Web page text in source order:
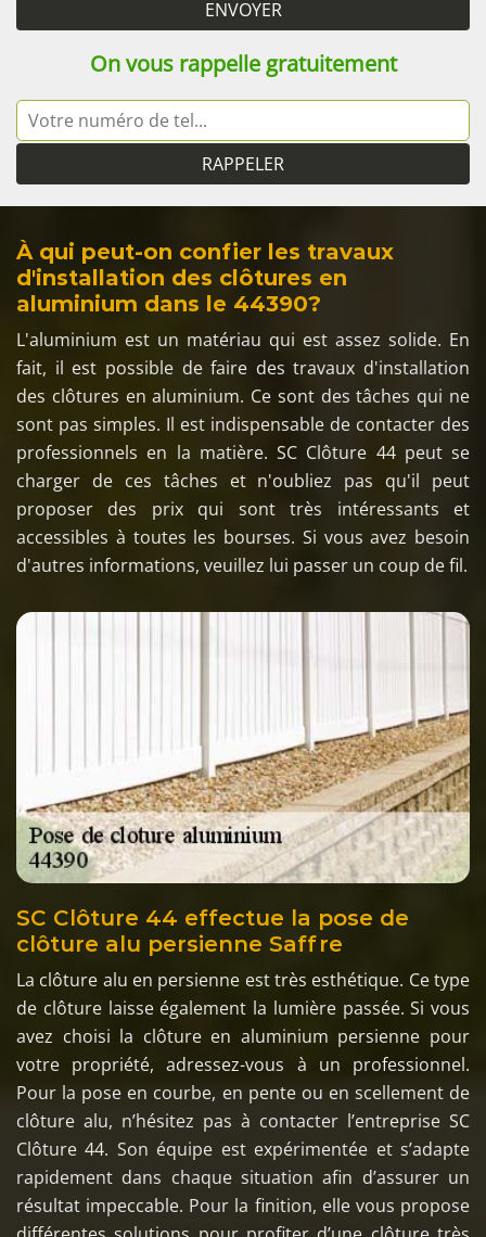
On vous rappelle gratuitement
À qui peut-on confier les travaux
d'installation des clôtures en
aluminium dans le 44390?
L'aluminium est un matériau qui est assez solide. En
fait, il est possible de faire des travaux d'installation
des clôtures en aluminium. Ce sont des tâches qui ne
sont pas simples. Il est indispensable de contacter des
professionnels en la matière. SC Clôture 44 peut se
charger de ces tâches et n'oubliez pas qu'il peut
proposer des prix qui sont très intéressants et
accessibles à toutes les bourses. Si vous avez besoin
d'autres informations, veuillez lui passer un coup de fil.
SC Clôture 44 effectue la pose de
clôture alu persienne Saffre
La clôture alu en persienne est très esthétique. Ce type
de clôture laisse également la lumière passée. Si vous
avez choisi la clôture en aluminium persienne pour
votre propriété, adressez-vous à un professionnel.
Pour la pose en courbe, en pente ou en scellement de
clôture alu, n’hésitez pas à contacter l’entreprise SC
Clôture 44. Son équipe est expérimentée et s’adapte
rapidement dans chaque situation afin d’assurer un
résultat impeccable. Pour la finition, elle vous propose